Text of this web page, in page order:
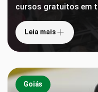
cursos gratuitos em
Leia mais
Goiás